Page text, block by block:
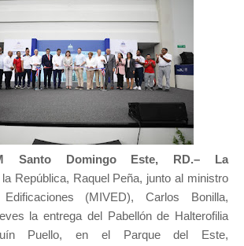
Santo Domingo Este, RD.– La
República, Raquel Peña, junto al ministro
(MIVED), Carlos Bonilla,
la entrega del Pabellón de Halterofilia
Puello, en el Parque del Este,